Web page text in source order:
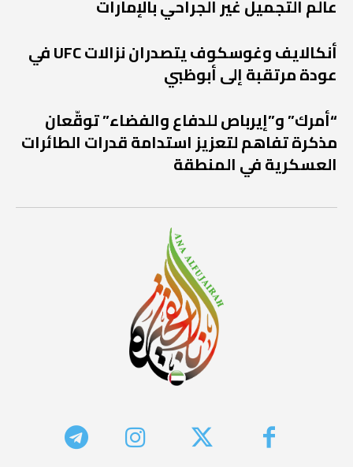
عالم التجميل غير الجراحي بالإمارات
أنكالايف وغوسكوف يتصدران نزالات UFC في
عودة مرتقبة إلى أبوظبي
“أمرك” و”إيرباص للدفاع والفضاء” توقّعان
مذكرة تفاهم لتعزيز استدامة قدرات الطائرات
العسكرية في المنطقة